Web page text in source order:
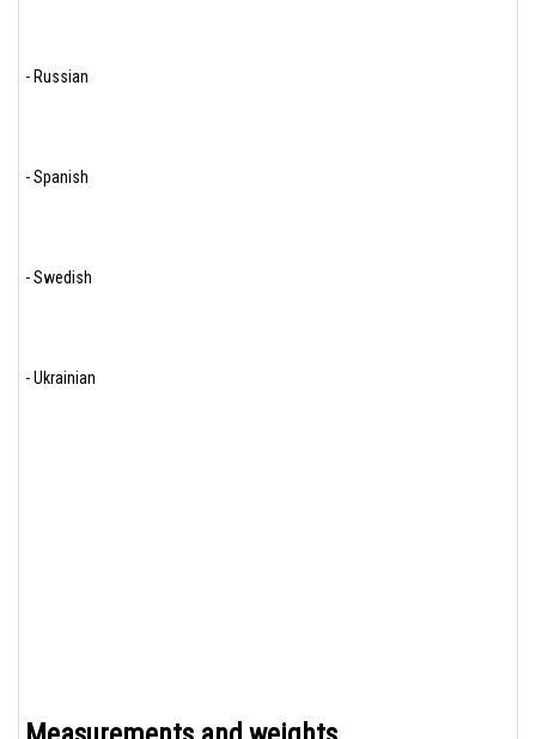
- Russian
- Spanish
- Swedish
- Ukrainian